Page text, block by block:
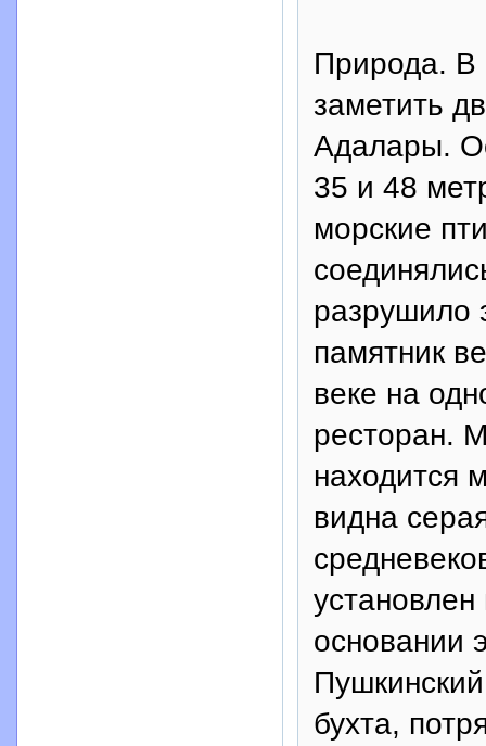
Природа. В
заметить
Адалары.
35 и 48
морские
разрушило
памятник
веке на
ресторан.
находится
видна
основании
бухта,